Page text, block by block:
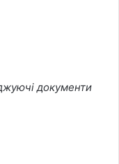
документи